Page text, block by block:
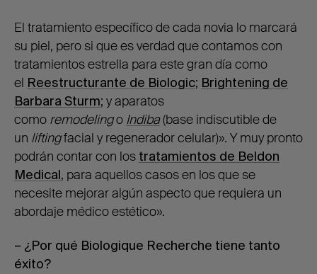
El tratamiento específico de cada novia lo marcará
su piel, pero si que es verdad que contamos con
tratamientos estrella para este gran día como
el Reestructurante de Biologic; Brightening de
Barbara Sturm; y aparatos
como remodelingo Indiba(base indiscutible de
un liftingfacial y regenerador celular)». Y muy pronto
podrán contar con los tratamientos de Beldon
Medical, para aquellos casos en los que se
necesite mejorar algún aspecto que requiera un
abordaje médico estético».
– ¿Por qué Biologique Recherche tiene tanto
éxito?